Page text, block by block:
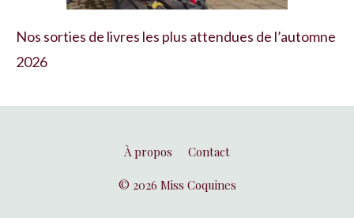
Nos sorties de livres les plus attendues de l’automne
2026
À propos Contact
© 2026 Miss Coquines